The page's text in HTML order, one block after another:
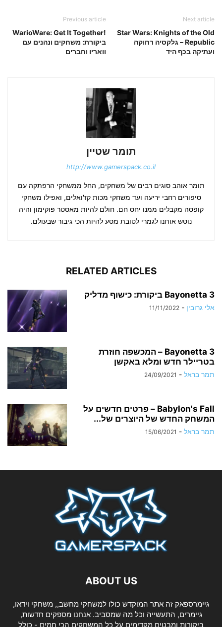
Previous article
!WarioWare: Get It Together
ביקורת: משחקים ונהנים עם
וואריו וחברים
Next article
Star Wars: Knights of the Old
Republic – גלקסיה רחוקה
ועתיקה בכף היד
תומר שטיין
http://www.gamerspack.co.il
תומר אוהב סוגים רבים של משחקים, החל ממשחקי הרפתקה עם
סיפורים רחבי יריעה ועד משחקי מכות קז'ואלים, ואפילו משחקי
קופסה מקבלים ממנו יחס חם. חולם להיות מאסטר פוקימון והיה
נוטש אותנו לגמרי לטובת מסע להיות הכי גיבור שבעולם.
RELATED ARTICLES
Bayonetta 3 ביקורת: כישוף מדליק
אלי גרובין -
11/11/2022
Bayonetta 3 – המכשפה חוזרת
בטריילר חדש ומלא באקשן
תמר בראל -
24/09/2021
Babylon's Fall – פרטים חדשים על
המשחק החדש של היוצרים של...
תמר בראל -
15/06/2021
ABOUT US
גיימרספאק זה אתר המוקדש כולו למשחקי מחשב,, משחקי וידאו,
גיימרים, התעשייה וכל מה שמסביב. אנחנו מספקים חדשות,
ביקורות ומבטים מקדימים על כל המשחקים הכי חמים - כולל